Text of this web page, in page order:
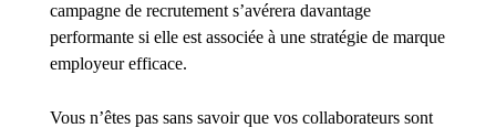
campagne de recrutement s’avérera davantage
performante si elle est associée à une stratégie de marque
employeur efficace.
Vous n’êtes pas sans savoir que vos collaborateurs sont